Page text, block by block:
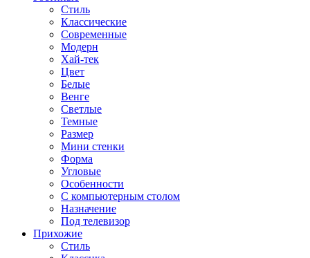
Стиль
Классические
Современные
Модерн
Хай-тек
Цвет
Белые
Венге
Светлые
Темные
Размер
Мини стенки
Форма
Угловые
Особенности
С компьютерным столом
Назначение
Под телевизор
Прихожие
Стиль